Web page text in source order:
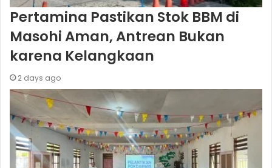
Pertamina Pastikan Stok BBM di
Masohi Aman, Antrean Bukan
karena Kelangkaan
2 days ago